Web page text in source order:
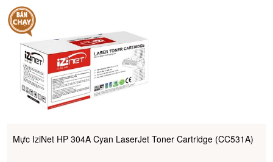
Mực IziNet HP 304A Cyan LaserJet Toner Cartridge (CC531A)